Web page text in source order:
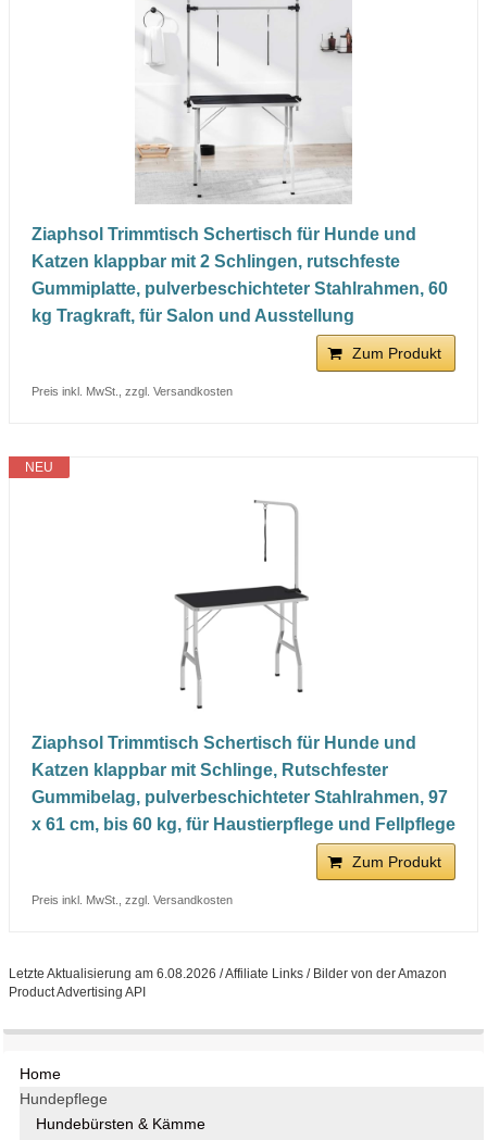
Ziaphsol Trimmtisch Schertisch für Hunde und
Katzen klappbar mit 2 Schlingen, rutschfeste
Gummiplatte, pulverbeschichteter Stahlrahmen, 60
kg Tragkraft, für Salon und Ausstellung
Zum Produkt
Preis inkl. MwSt., zzgl. Versandkosten
NEU
Ziaphsol Trimmtisch Schertisch für Hunde und
Katzen klappbar mit Schlinge, Rutschfester
Gummibelag, pulverbeschichteter Stahlrahmen, 97
x 61 cm, bis 60 kg, für Haustierpflege und Fellpflege
Zum Produkt
Preis inkl. MwSt., zzgl. Versandkosten
Letzte Aktualisierung am 6.08.2026 / Affiliate Links / Bilder von der Amazon
Product Advertising API
Home
Hundepflege
Hundebürsten & Kämme